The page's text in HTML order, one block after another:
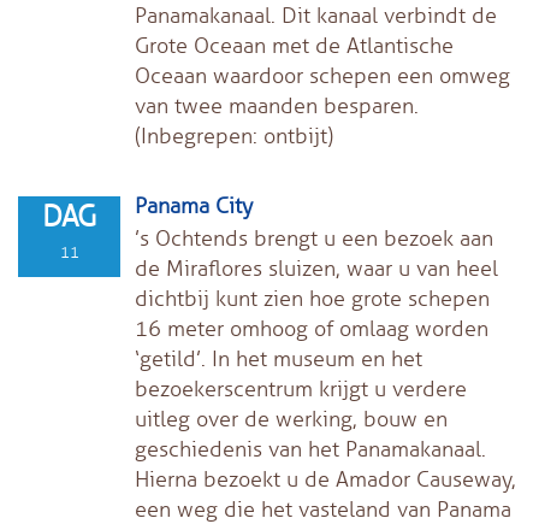
Panamakanaal. Dit kanaal verbindt de
Grote Oceaan met de Atlantische
Oceaan waardoor schepen een omweg
van twee maanden besparen.
(Inbegrepen: ontbijt)
DAG
11
Panama City
’s Ochtends brengt u een bezoek aan
de Miraflores sluizen, waar u van heel
dichtbij kunt zien hoe grote schepen
16 meter omhoog of omlaag worden
‘getild’. In het museum en het
bezoekerscentrum krijgt u verdere
uitleg over de werking, bouw en
geschiedenis van het Panamakanaal.
Hierna bezoekt u de Amador Causeway,
een weg die het vasteland van Panama